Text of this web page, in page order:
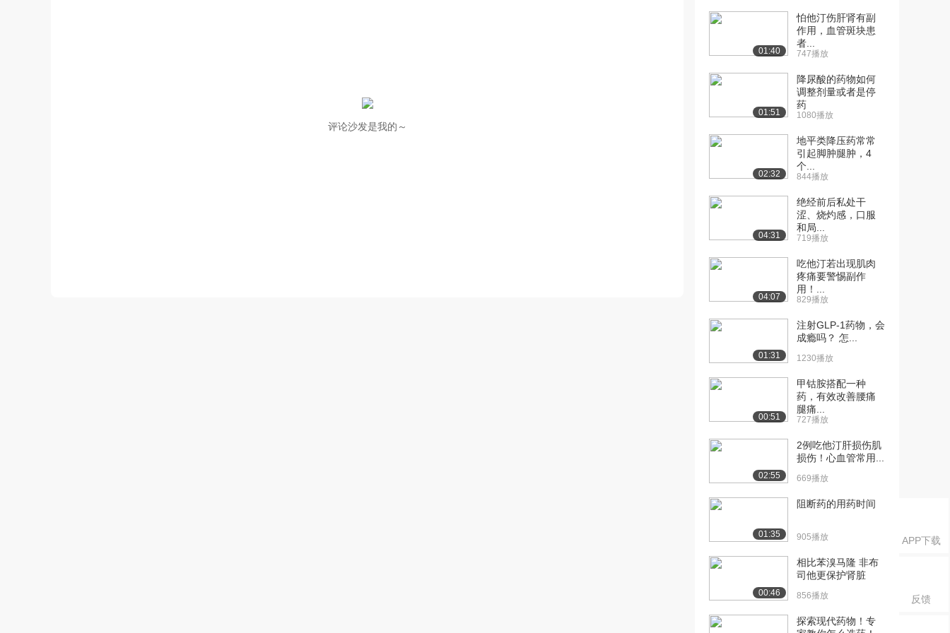
APP下载
反馈
评论沙发是我的～
[10] 07-第一章第二节-药
07:40
[11] 10-第二章第一节-药
13:50
[12] 10-第二章第一节-药
13:50
物结构与药物...
物结构与药物...
[15] 16-第二章第三节-药
物化学结构与...
[16] 16-第二章第三节-药
物化学结构与...
2798播放
[17] 17-第二章第三节-药
2431播放
[18] 17-第二章第三节-药
2429播放
[19] 18-第二章第三节-药
1888播放
[20] 18-第二章第三节-药
物化学结构与...
2642播放
01:40
怕他汀伤肝肾有副
作用，血管斑块患
者...
747播放
01:51
降尿酸的药物如何
调整剂量或者是停
药
1080播放
02:32
地平类降压药常常
引起脚肿腿肿，4
个...
844播放
04:31
绝经前后私处干
涩、烧灼感，口服
和局...
719播放
04:07
吃他汀若出现肌肉
疼痛要警惕副作
用！...
829播放
01:31
注射GLP-1药物，会
成瘾吗？ 怎...
1230播放
00:51
甲钴胺搭配一种
药，有效改善腰痛
腿痛...
727播放
02:55
2例吃他汀肝损伤肌
损伤！心血管常用...
669播放
01:35
阻断药的用药时间
905播放
00:46
相比苯溴马隆 非布
司他更保护肾脏
856播放
探索现代药物！专